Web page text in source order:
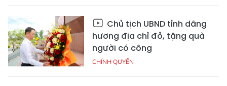
Chủ tịch UBND tỉnh dâng
hương địa chỉ đỏ, tặng quà
người có công
CHÍNH QUYỀN